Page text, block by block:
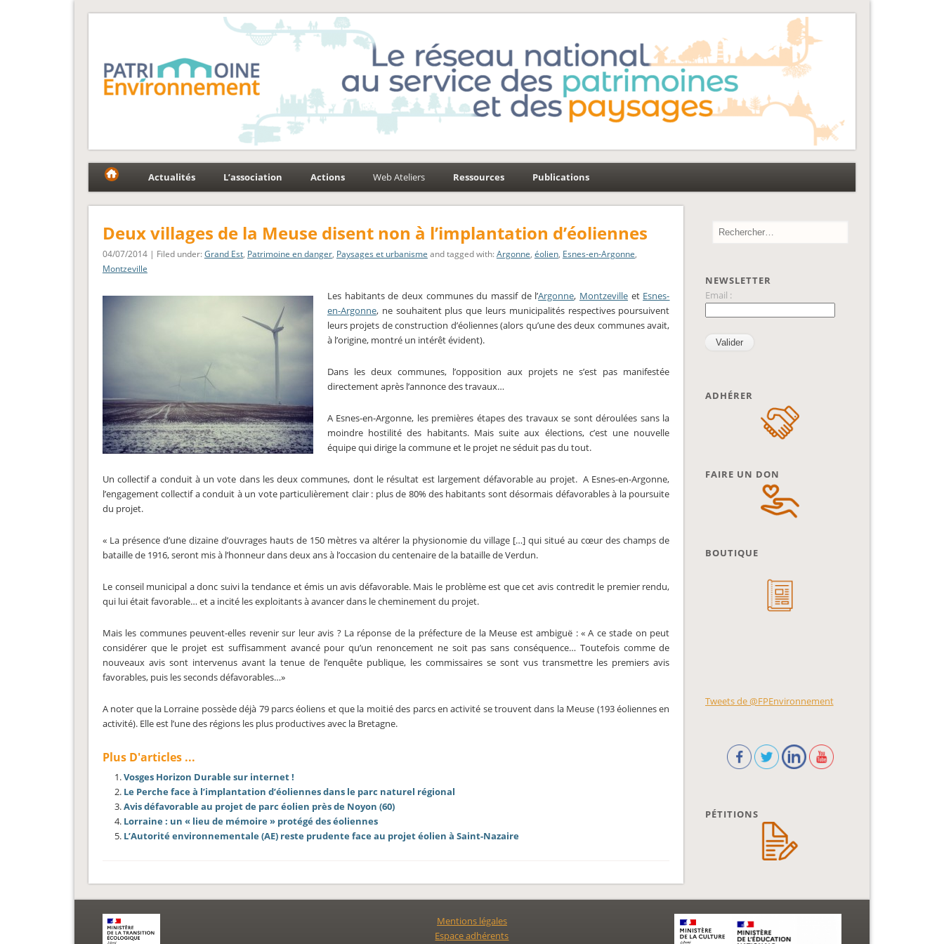
Fédération Patrimoine-Environnement
Actualités L’association Actions Web Ateliers Ressources Publications
Deux villages de la Meuse disent non à l’implantation d’éoliennes
04/07/2014 | Filed under:Grand Est, Patrimoine en danger, Paysages et urbanisme and tagged with:Argonne, éolien, Esnes-en-Argonne,
Montzeville
Les habitants de deux communes du massif de l’Argonne, Montzevilleet Esnes-
en-Argonne, ne souhaitent plus que leurs municipalités respectives poursuivent
leurs projets de construction d’éoliennes (alors qu’une des deux communes avait,
à l’origine, montré un intérêt évident).
Dans les deux communes, l’opposition aux projets ne s’est pas manifestée
directement après l’annonce des travaux…
A Esnes-en-Argonne, les premières étapes des travaux se sont déroulées sans la
moindre hostilité des habitants. Mais suite aux élections, c’est une nouvelle
équipe qui dirige la commune et le projet ne séduit pas du tout.
Un collectif a conduit à un vote dans les deux communes, dont le résultat est largement défavorable au projet. A Esnes-en-Argonne,
l’engagement collectif a conduit à un vote particulièrement clair : plus de 80% des habitants sont désormais défavorables à la poursuite
du projet.
« La présence d’une dizaine d’ouvrages hauts de 150 mètres va altérer la physionomie du village […] qui situé au cœur des champs de
bataille de 1916, seront mis à l’honneur dans deux ans à l’occasion du centenaire de la bataille de Verdun.
Le conseil municipal a donc suivi la tendance et émis un avis défavorable. Mais le problème est que cet avis contredit le premier rendu,
qui lui était favorable… et a incité les exploitants à avancer dans le cheminement du projet.
Mais les communes peuvent-elles revenir sur leur avis ? La réponse de la préfecture de la Meuse est ambiguë : « A ce stade on peut
considérer que le projet est suffisamment avancé pour qu’un renoncement ne soit pas sans conséquence… Toutefois comme de
nouveaux avis sont intervenus avant la tenue de l’enquête publique, les commissaires se sont vus transmettre les premiers avis
favorables, puis les seconds défavorables…»
A noter que la Lorraine possède déjà 79 parcs éoliens et que la moitié des parcs en activité se trouvent dans la Meuse (193 éoliennes en
activité). Elle est l’une des régions les plus productives avec la Bretagne.
Plus D'articles ...
Vosges Horizon Durable sur internet !
Le Perche face à l’implantation d’éoliennes dans le parc naturel régional
Avis défavorable au projet de parc éolien près de Noyon (60)
Lorraine : un « lieu de mémoire » protégé des éoliennes
L’Autorité environnementale (AE) reste prudente face au projet éolien à Saint-Nazaire
NEWSLETTER
Email :
ADHÉRER
FAIRE UN DON
BOUTIQUE
Tweets de @FPEnvironnement
PÉTITIONS
Mentions légales
Espace adhérents